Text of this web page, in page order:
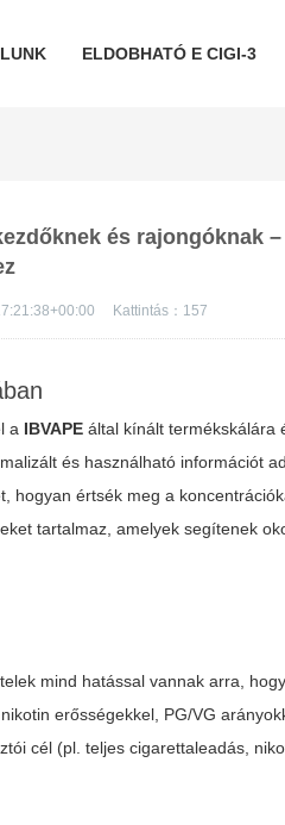
ELDOBHATÓ E CIGI-3
és rajongóknak
Kattintás： 157
a IBVAPE által kínált termékskálára
és használható információt
értsék meg a
tartalmaz, amelyek segítenek
mind hatással vannak arra,
erősségekkel, PG/VG
cél (pl. teljes cigarettaleadás,